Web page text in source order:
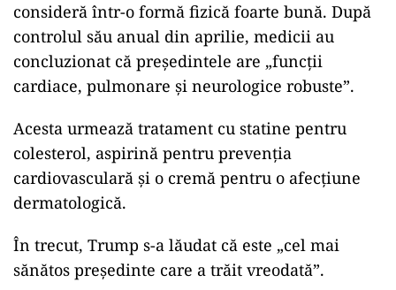
consideră într-o formă fizică foarte bună. După
controlul său anual din aprilie, medicii au
concluzionat că președintele are „funcții
cardiace, pulmonare și neurologice robuste”.
Acesta urmează tratament cu statine pentru
colesterol, aspirină pentru prevenția
cardiovasculară și o cremă pentru o afecțiune
dermatologică.
În trecut, Trump s-a lăudat că este „cel mai
sănătos președinte care a trăit vreodată”.